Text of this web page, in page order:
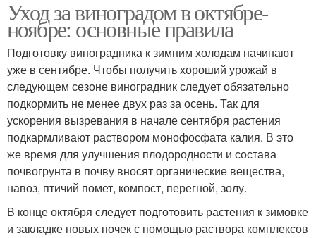
Уход за виноградом в октябре-
ноябре: основные правила
Подготовку виноградника к зимним холодам начинают
уже в сентябре. Чтобы получить хороший урожай в
следующем сезоне виноградник следует обязательно
подкормить не менее двух раз за осень. Так для
ускорения вызревания в начале сентября растения
подкармливают раствором монофосфата калия. В это
же время для улучшения плодородности и состава
почвогрунта в почву вносят органические вещества,
навоз, птичий помет, компост, перегной, золу.
В конце октября следует подготовить растения к зимовке
и закладке новых почек с помощью раствора комплексов